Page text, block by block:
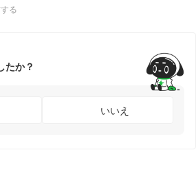
る
たか？
いいえ